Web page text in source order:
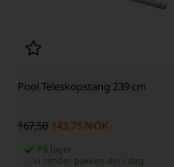
Pool Teleskopstang 239 cm
167,50 143,75 NOK
På lager
-Vi sender pakken din i dag